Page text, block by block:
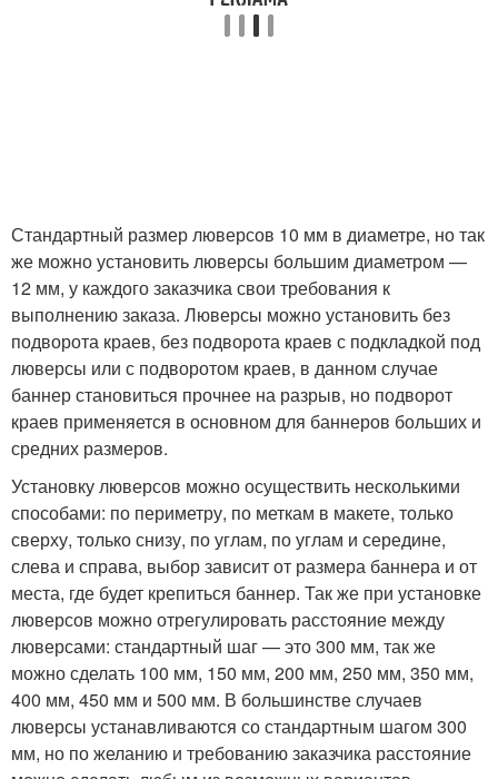
Стандартный размер люверсов 10 мм в диаметре, но так
же можно установить люверсы большим диаметром —
12 мм, у каждого заказчика свои требования к
выполнению заказа. Люверсы можно установить без
подворота краев, без подворота краев с подкладкой под
люверсы или с подворотом краев, в данном случае
баннер становиться прочнее на разрыв, но подворот
краев применяется в основном для баннеров больших и
средних размеров.
Установку люверсов можно осуществить несколькими
способами: по периметру, по меткам в макете, только
сверху, только снизу, по углам, по углам и середине,
слева и справа, выбор зависит от размера баннера и от
места, где будет крепиться баннер. Так же при установке
люверсов можно отрегулировать расстояние между
люверсами: стандартный шаг — это 300 мм, так же
можно сделать 100 мм, 150 мм, 200 мм, 250 мм, 350 мм,
400 мм, 450 мм и 500 мм. В большинстве случаев
люверсы устанавливаются со стандартным шагом 300
мм, но по желанию и требованию заказчика расстояние